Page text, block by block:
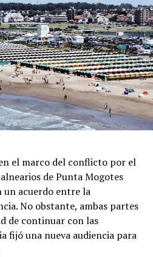
el marco del conflicto por el
de Punta Mogotes
un acuerdo entre la
No obstante, ambas partes
de continuar con las
fijó una nueva audiencia para